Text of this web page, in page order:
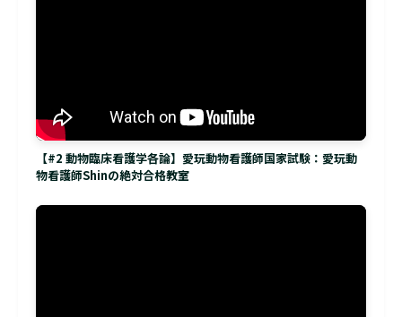
【#2 動物臨床看護学各論】愛玩動物看護師国家試験：愛玩動
物看護師Shinの絶対合格教室